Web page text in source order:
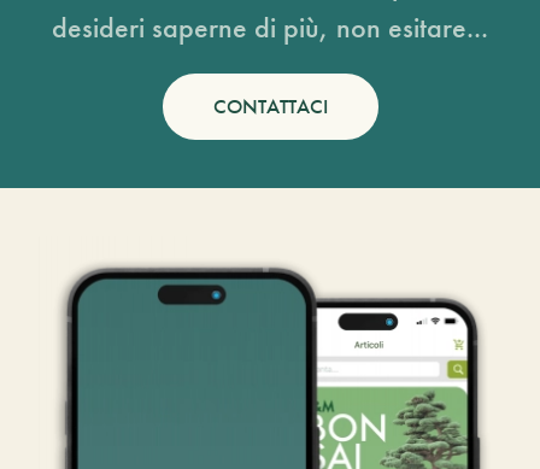
desideri saperne di più, non esitare...
CONTATTACI